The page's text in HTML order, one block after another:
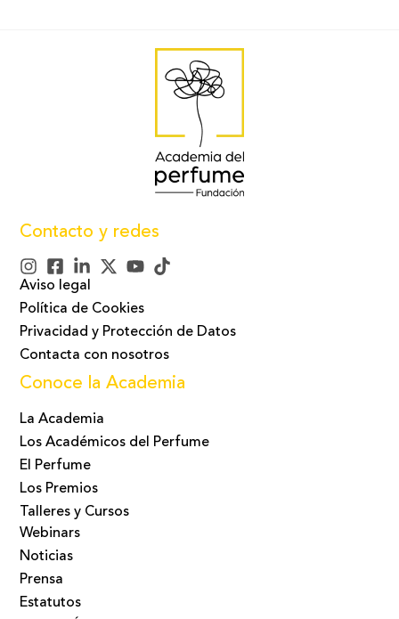
Contacto y redes
Aviso legal
Política de Cookies
Privacidad y Protección de Datos
Contacta con nosotros
Conoce la Academia
La Academia
Los Académicos del Perfume
El Perfume
Los Premios
Talleres y Cursos
Webinars
Noticias
Prensa
Estatutos